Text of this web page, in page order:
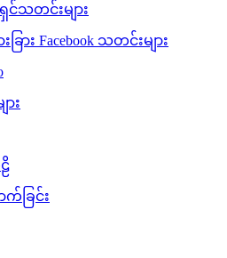
သတင်းများ
ခြား Facebook သတင်းများ
း
ခြင်း